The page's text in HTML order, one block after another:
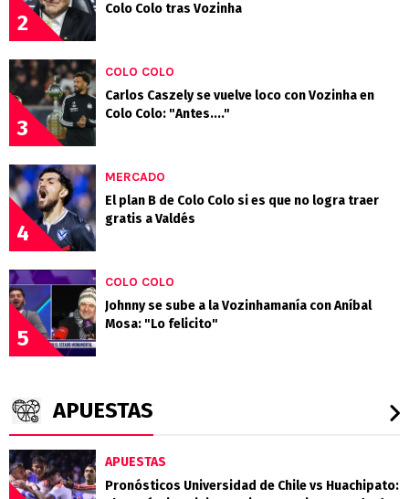
2
Colo Colo tras Vozinha
3
COLO COLO
Carlos Caszely se vuelve loco con Vozinha en
Colo Colo: "Antes...."
4
MERCADO
El plan B de Colo Colo si es que no logra traer
gratis a Valdés
5
COLO COLO
Johnny se sube a la Vozinhamanía con Aníbal
Mosa: "Lo felicito"
APUESTAS
APUESTAS
Pronósticos Universidad de Chile vs Huachipato: